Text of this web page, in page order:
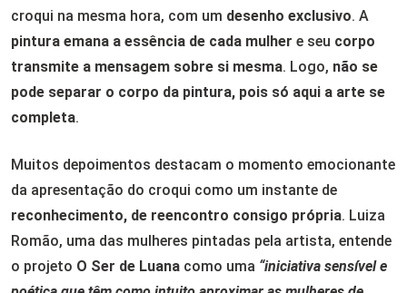
croqui na mesma hora, com um desenho exclusivo. A
pintura emana a essência de cada mulher e seu corpo
transmite a mensagem sobre si mesma. Logo, não se
pode separar o corpo da pintura, pois só aqui a arte se
completa.
Muitos depoimentos destacam o momento emocionante
da apresentação do croqui como um instante de
reconhecimento, de reencontro consigo própria. Luiza
Romão, uma das mulheres pintadas pela artista, entende
o projeto O Ser de Luana como uma “iniciativa sensível e